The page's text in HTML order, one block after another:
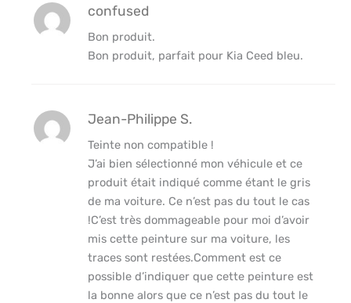
confused
Bon produit.
Bon produit, parfait pour Kia Ceed bleu.
Jean-Philippe S.
Teinte non compatible !
J’ai bien sélectionné mon véhicule et ce
produit était indiqué comme étant le gris
de ma voiture. Ce n’est pas du tout le cas
!C’est très dommageable pour moi d’avoir
mis cette peinture sur ma voiture, les
traces sont restées.Comment est ce
possible d’indiquer que cette peinture est
la bonne alors que ce n’est pas du tout le